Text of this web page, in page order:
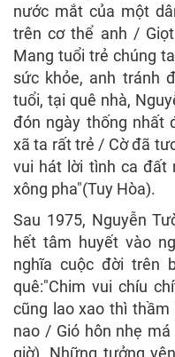
nước mắt của một
trên cơ thể anh /
Mang tuổi trẻ chúng
sức khỏe, anh tránh
tuổi, tại quê nhà,
đón ngày thống nhất
xã ta rất trẻ / Cờ đã
vui hát lời tình ca đất
xông pha"(Tuy Hòa).
Sau 1975, Nguyễn
hết tâm huyết vào
nghĩa cuộc đời trên
quê:"Chim vui chíu
cũng lao xao thì thầm
nao / Gió hôn nhẹ